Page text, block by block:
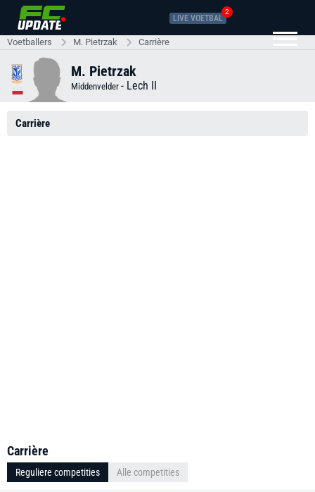
LIVE VOETBAL
2
Voetballers M. Pietrzak Carrière
M. Pietrzak
Middenvelder - Lech II
Carrière
Carrière
Reguliere competities Alle competities